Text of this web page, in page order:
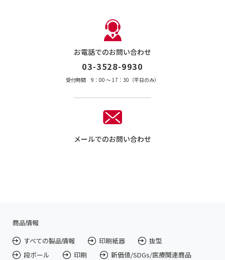
お電話でのお問い合わせ
03-3528-9930
受付時間 9：00 〜 17：30（平日のみ）
メールでのお問い合わせ
商品情報
すべての製品情報
印刷紙器
抜型
段ボール
印刷
新価値/SDGs/医療関連商品